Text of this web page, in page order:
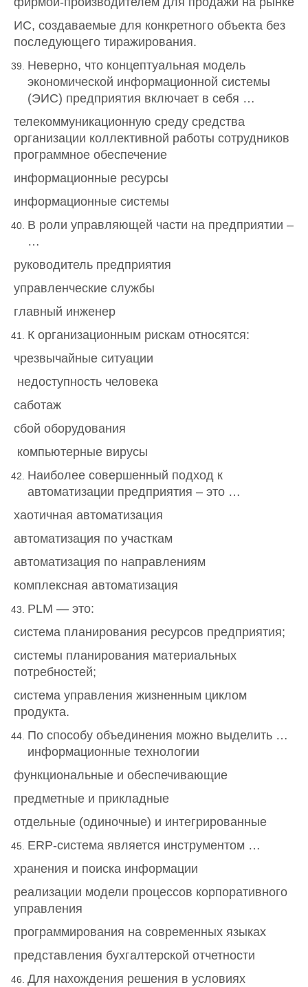
ИС, создаваемые для конкретного объекта без
последующего тиражирования.
Неверно, что концептуальная модель
экономической информационной системы
(ЭИС) предприятия включает в себя …
телекоммуникационную среду средства
организации коллективной работы сотрудников
программное обеспечение
информационные ресурсы
информационные системы
В роли управляющей части на предприятии –
…
руководитель предприятия
управленческие службы
главный инженер
К организационным рискам относятся:
чрезвычайные ситуации
недоступность человека
саботаж
сбой оборудования
компьютерные вирусы
Наиболее совершенный подход к
автоматизации предприятия – это …
хаотичная автоматизация
автоматизация по участкам
автоматизация по направлениям
комплексная автоматизация
PLM — это:
система планирования ресурсов предприятия;
системы планирования материальных
потребностей;
система управления жизненным циклом
продукта.
По способу объединения можно выделить …
информационные технологии
функциональные и обеспечивающие
предметные и прикладные
отдельные (одиночные) и интегрированные
ERP-система является инструментом …
хранения и поиска информации
реализации модели процессов корпоративного
управления
программирования на современных языках
представления бухгалтерской отчетности
Для нахождения решения в условиях